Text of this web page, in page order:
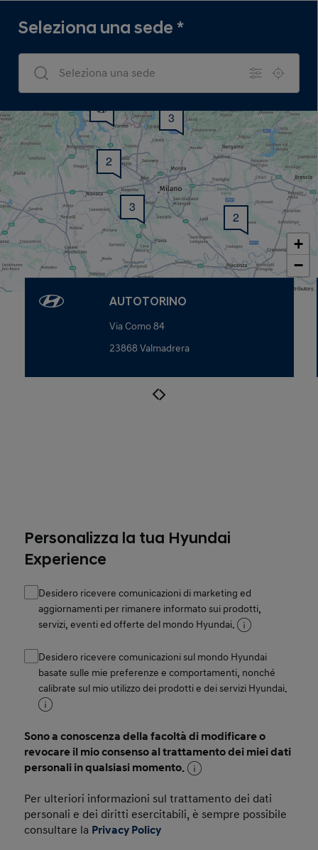
2
2
3
3
+
−
Map data © OpenStreetMap contributors
Seleziona una sede*
Dealers Search
AUTOTORINO
Via Como 84
23868 Valmadrera
Personalizza la tua Hyundai
Experience
Desidero ricevere comunicazioni di marketing ed
aggiornamenti per rimanere informato sui prodotti,
servizi, eventi ed offerte del mondo Hyundai.
Desidero ricevere comunicazioni sul mondo Hyundai
basate sulle mie preferenze e comportamenti, nonché
calibrate sul mio utilizzo dei prodotti e dei servizi Hyundai.
Sono a conoscenza della facoltà di modificare o
revocare il mio consenso al trattamento dei miei dati
personali in qualsiasi momento.
Per ulteriori informazioni sul trattamento dei dati
personali e dei diritti esercitabili, è sempre possibile
consultare la Privacy Policy